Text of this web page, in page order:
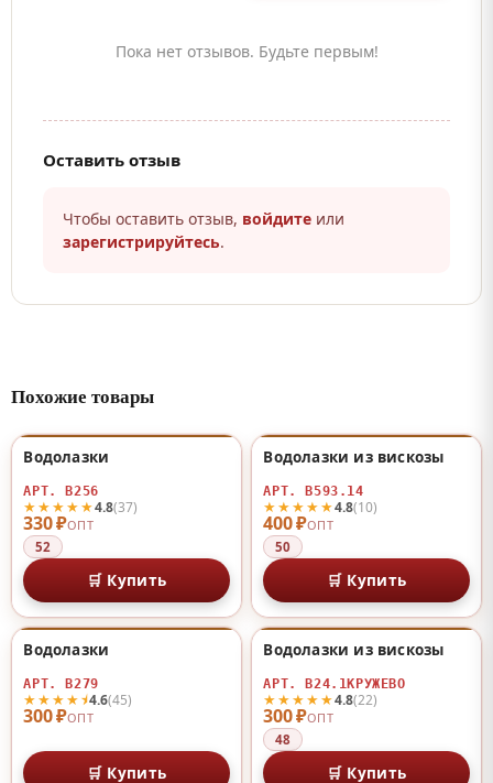
Пока нет отзывов. Будьте первым!
Оставить отзыв
Чтобы оставить отзыв, войдите или
зарегистрируйтесь.
Похожие товары
330 ₽ОПТ
★★★★★4.8(37)
Водолазки
АРТ. В256
52
🛒 Купить
400 ₽ОПТ
★★★★★4.8(10)
Водолазки из вискозы
АРТ. В593.14
50
🛒 Купить
300 ₽ОПТ
★★★★⯨4.6(45)
Водолазки
АРТ. В279
🛒 Купить
300 ₽ОПТ
★★★★★4.8(22)
Водолазки из вискозы
АРТ. В24.1КРУЖЕВО
48
🛒 Купить